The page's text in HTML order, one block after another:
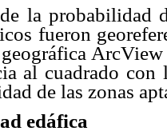
la probabilidad
fueron
al cuadrado con
de las zonas
edáfica